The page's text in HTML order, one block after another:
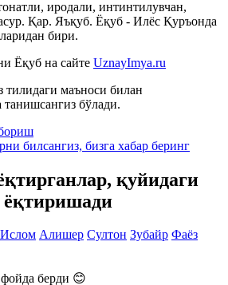
иродали, интинтилувчан,
Қар. Яъқуб. Ёқуб - Илёс Қуръонда
бири.
Ёқуб на сайте UznayImya.ru
тилидаги маъноси билан
танишсангиз бўлади.
билсангиз, бизга хабар беринг
қуйидаги
Ислом Алишер Султон Зубайр Фаёз
фойда берди 😊